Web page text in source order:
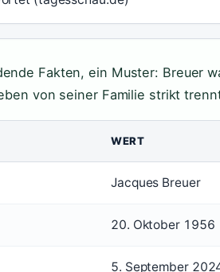
Fakten, ein Muster: Breuer
von seiner Familie strikt
WERT
Jacques Breuer
20. Oktober 1956
5. September